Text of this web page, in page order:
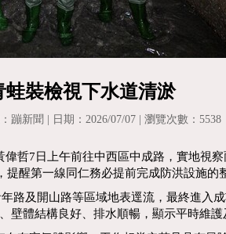
蛙裝檢視下水道清淤
蹦新聞 | 日期：2026/07/07 | 瀏覽次數：5538
哲7日上午前往中西區中成路，實地視
醒第一線同仁務必提前完成防洪設施的
路及開山路等區域地表逕流，最終進入
體結構良好、排水順暢，顯示平時維護